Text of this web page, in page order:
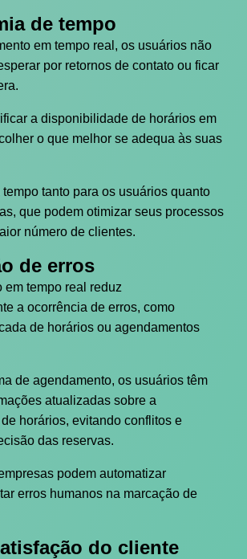
de tempo
em tempo real, os usuários não
por retornos de contato ou ficar
a disponibilidade de horários em
o que melhor se adequa às suas
tempo tanto para os usuários quanto
que podem otimizar seus processos
número de clientes.
de erros
em tempo real reduz
a ocorrência de erros, como
de horários ou agendamentos
de agendamento, os usuários têm
atualizadas sobre a
horários, evitando conflitos e
das reservas.
podem automatizar
erros humanos na marcação de
do cliente